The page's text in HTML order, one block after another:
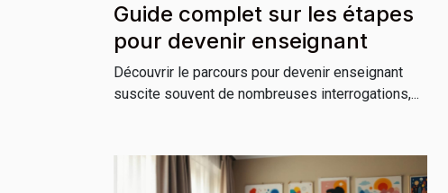
Guide complet sur les étapes
pour devenir enseignant
Découvrir le parcours pour devenir enseignant
suscite souvent de nombreuses interrogations,...